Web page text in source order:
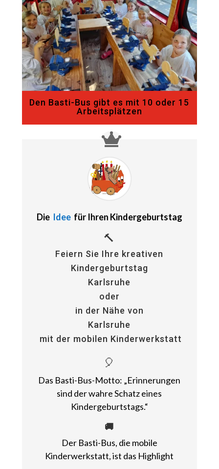
Den Basti-Bus gibt es mit 10 oder 15
Arbeitsplätzen
Die Ideefür Ihren Kindergeburtstag
🔨
Feiern Sie Ihre kreativen
Kindergeburtstag
Karlsruhe
oder
in der Nähe von
Karlsruhe
mit der mobilen Kinderwerkstatt
🎈
Das Basti-Bus-Motto: „Erinnerungen
sind der wahre Schatz eines
Kindergeburtstags.“
🚚
Der Basti-Bus, die mobile
Kinderwerkstatt, ist das Highlight